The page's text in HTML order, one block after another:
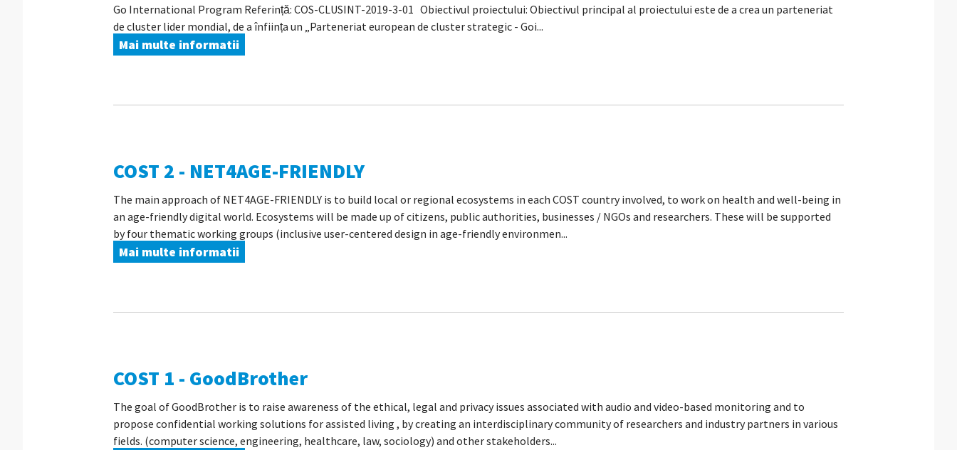
Go International Program Referință: COS-CLUSINT-2019-3-01 Obiectivul proiectului: Obiectivul principal al proiectului este de a crea un parteneriat
de cluster lider mondial, de a înființa un „Parteneriat european de cluster strategic - Goi...
Mai multe informatii
COST 2 - NET4AGE-FRIENDLY
The main approach of NET4AGE-FRIENDLY is to build local or regional ecosystems in each COST country involved, to work on health and well-being in
an age-friendly digital world. Ecosystems will be made up of citizens, public authorities, businesses / NGOs and researchers. These will be supported
by four thematic working groups (inclusive user-centered design in age-friendly environmen...
Mai multe informatii
COST 1 - GoodBrother
The goal of GoodBrother is to raise awareness of the ethical, legal and privacy issues associated with audio and video-based monitoring and to
propose confidential working solutions for assisted living , by creating an interdisciplinary community of researchers and industry partners in various
fields. (computer science, engineering, healthcare, law, sociology) and other stakeholders...